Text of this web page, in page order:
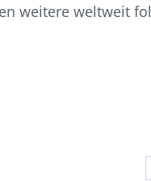
weitere weltweit